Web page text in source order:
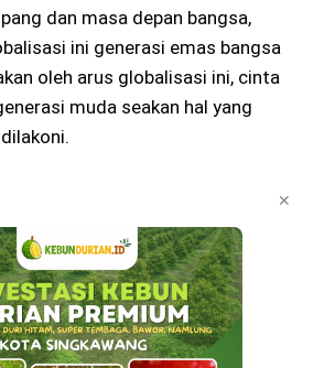
dan masa depan bangsa,
ini generasi emas bangsa
oleh arus globalisasi ini, cinta
muda seakan hal yang
✕